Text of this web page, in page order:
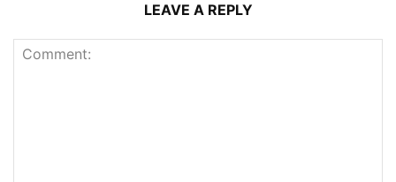
LEAVE A REPLY